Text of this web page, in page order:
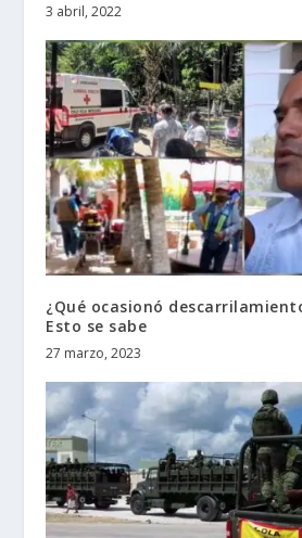
3 abril, 2022
¿Qué ocasionó
Esto se sabe
27 marzo, 2023